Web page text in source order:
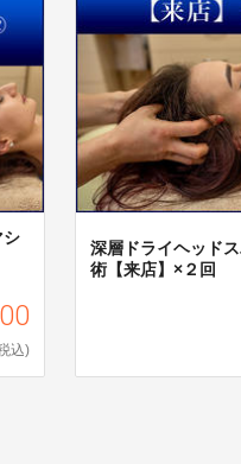
込)
深層ドライヘッド
術【来店】×２回